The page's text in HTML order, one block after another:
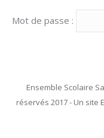
Mot de passe :
Ensemble Scolaire
réservés 2017 - Un site